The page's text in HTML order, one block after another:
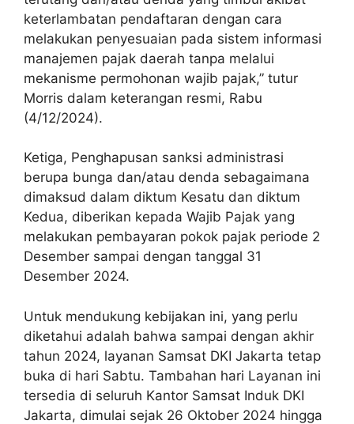
keterlambatan pendaftaran dengan cara
melakukan penyesuaian pada sistem informasi
manajemen pajak daerah tanpa melalui
mekanisme permohonan wajib pajak,” tutur
Morris dalam keterangan resmi, Rabu
(4/12/2024).
Ketiga, Penghapusan sanksi administrasi
berupa bunga dan/atau denda sebagaimana
dimaksud dalam diktum Kesatu dan diktum
Kedua, diberikan kepada Wajib Pajak yang
melakukan pembayaran pokok pajak periode 2
Desember sampai dengan tanggal 31
Desember 2024.
Untuk mendukung kebijakan ini, yang perlu
diketahui adalah bahwa sampai dengan akhir
tahun 2024, layanan Samsat DKI Jakarta tetap
buka di hari Sabtu. Tambahan hari Layanan ini
tersedia di seluruh Kantor Samsat Induk DKI
Jakarta, dimulai sejak 26 Oktober 2024 hingga